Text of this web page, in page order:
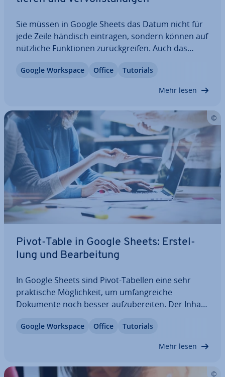
Sie müssen in Google Sheets das Datum nicht für
jede Zeile händisch eintragen, sondern können auf
nützliche Funk­tio­nen zu­rück­grei­fen. Auch das
fest. Wir erklären Ihnen, wofür das Format des
Google Workspace Office Tutorials
Mehr lesen
Pivot-Table in Google Sheets: Er­stel­
lung und Be­ar­bei­tung
In Google Sheets sind Pivot-Tabellen eine sehr
prak­ti­sche Mög­lich­keit, um um­fang­rei­che
Dokumente noch besser auf­zu­be­rei­ten. Der Inhalt
Wir erklären Ihnen, wie Sie eine Pivot-Table unter
Google Workspace Office Tutorials
Mehr lesen